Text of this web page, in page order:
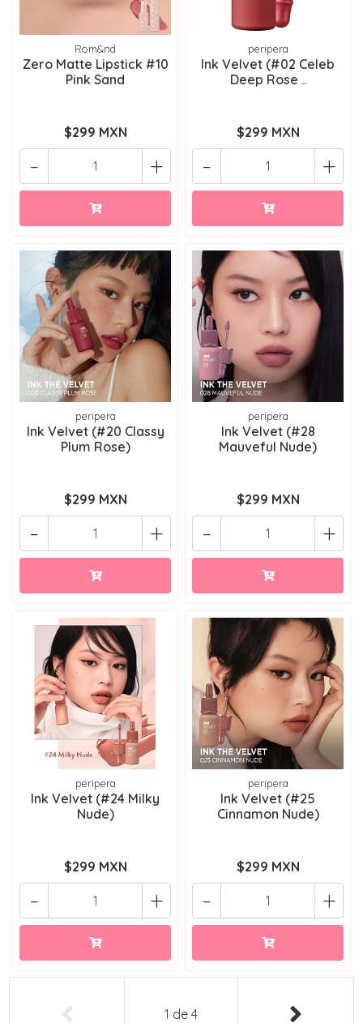
Rom&nd
Zero Matte Lipstick #10
Pink Sand
$299 MXN
+
-
peripera
Ink Velvet (#02 Celeb
Deep Rose ..
$299 MXN
+
-
peripera
Ink Velvet (#20 Classy
Plum Rose)
$299 MXN
+
-
peripera
Ink Velvet (#28
Mauveful Nude)
$299 MXN
+
-
peripera
Ink Velvet (#24 Milky
Nude)
$299 MXN
+
-
peripera
Ink Velvet (#25
Cinnamon Nude)
$299 MXN
+
-
1 de 4